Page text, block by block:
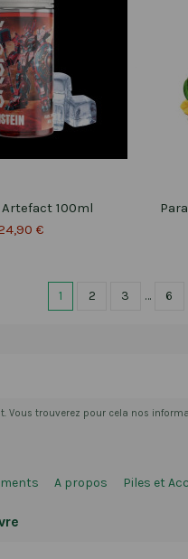
100ml
€
1 2 3 … 6
Vous trouverez pour cela nos
A propos Piles et